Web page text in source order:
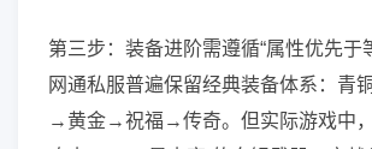
第三步：装备进阶需遵循“属性优先于
网通私服普遍保留经典装备体系：
→黄金→祝福→传奇。但实际游戏中，